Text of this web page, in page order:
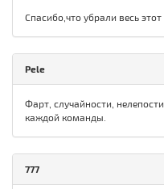
Спасибо,что убрали весь этот
Pele
Фарт, случайности,
каждой команды.
777